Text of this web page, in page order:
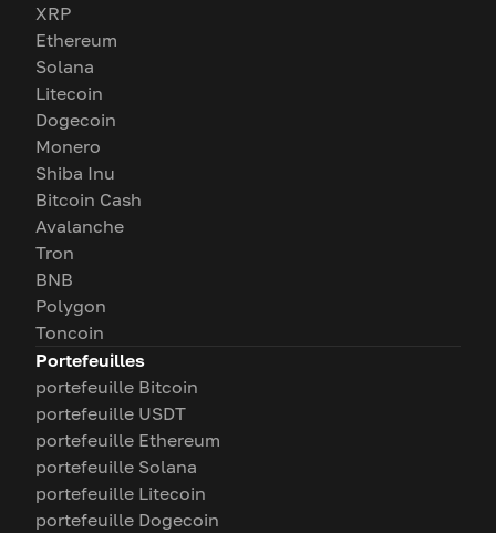
XRP
Ethereum
Solana
Litecoin
Dogecoin
Monero
Shiba Inu
Bitcoin Cash
Avalanche
Tron
BNB
Polygon
Toncoin
Portefeuilles
portefeuille Bitcoin
portefeuille USDT
portefeuille Ethereum
portefeuille Solana
portefeuille Litecoin
portefeuille Dogecoin